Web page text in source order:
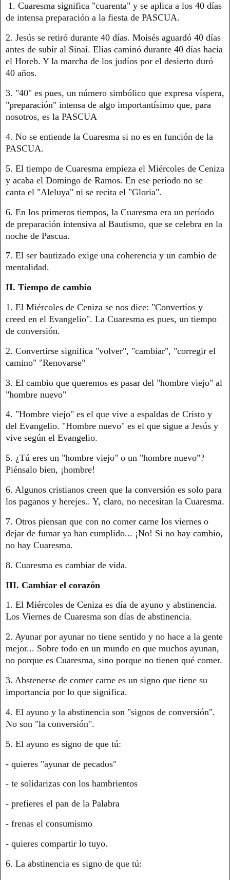
1. Cuaresma significa "cuarenta" y se aplica a los 40 días
de intensa preparación a la fiesta de PASCUA.
2. Jesús se retiró durante 40 días. Moisés aguardó 40 días
antes de subir al Sinaí. Elías caminó durante 40 días hacia
el Horeb. Y la marcha de los judíos por el desierto duró
40 años.
3. "40" es pues, un número simbólico que expresa víspera,
"preparación" intensa de algo importantísimo que, para
nosotros, es la PASCUA
4. No se entiende la Cuaresma si no es en función de la
PASCUA.
5. El tiempo de Cuaresma empieza el Miércoles de Ceniza
y acaba el Domingo de Ramos. En ese período no se
canta el "Aleluya" ni se recita el "Gloria".
6. En los primeros tiempos, la Cuaresma era un período
de preparación intensiva al Bautismo, que se celebra en la
noche de Pascua.
7. El ser bautizado exige una coherencia y un cambio de
mentalidad.
II. Tiempo de cambio
1. El Miércoles de Ceniza se nos dice: "Convertíos y
creed en el Evangelio". La Cuaresma es pues, un tiempo
de conversión.
2. Convertirse significa "volver", "cambiar", "corregir el
camino" "Renovarse"
3. El cambio que queremos es pasar del "hombre viejo" al
"hombre nuevo"
4. "Hombre viejo" es el que vive a espaldas de Cristo y
del Evangelio. "Hombre nuevo" es el que sigue a Jesús y
vive según el Evangelio.
5. ¿Tú eres un "hombre viejo" o un "hombre nuevo"?
Piénsalo bien, ¡hombre!
6. Algunos cristianos creen que la conversión es solo para
los paganos y herejes.. Y, claro, no necesitan la Cuaresma.
7. Otros piensan que con no comer carne los viernes o
dejar de fumar ya han cumplido... ¡No! Si no hay cambio,
no hay Cuaresma.
8. Cuaresma es cambiar de vida.
III. Cambiar el corazón
1. El Miércoles de Ceniza es día de ayuno y abstinencia.
Los Viernes de Cuaresma son días de abstinencia.
2. Ayunar por ayunar no tiene sentido y no hace a la gente
mejor... Sobre todo en un mundo en que muchos ayunan,
no porque es Cuaresma, sino porque no tienen qué comer.
3. Abstenerse de comer carne es un signo que tiene su
importancia por lo que significa.
4. El ayuno y la abstinencia son "signos de conversión".
No son "la conversión".
5. El ayuno es signo de que tú:
- quieres "ayunar de pecados"
- te solidarizas con los hambrientos
- prefieres el pan de la Palabra
- frenas el consumismo
- quieres compartir lo tuyo.
6. La abstinencia es signo de que tú: